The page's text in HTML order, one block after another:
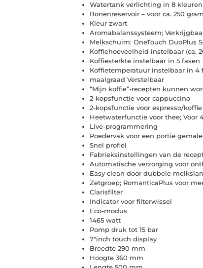
Watertank verlichting in 8 kleuren
Bonenreservoir – voor ca. 250
Kleur zwart
Aromabalanssysteem;
Melkschuim: OneTouch DuoPlus
Koffiehoeveelheid instelbaar (ca.
Koffiesterkte instelbaar in 5 fasen
Koffietemperatuur instelbaar in 4
maalgraad Verstelbaar
“Mijn koffie”-recepten kunnen
2-kopsfunctie voor cappuccino
2-kopsfunctie voor espresso/koffie
Heetwaterfunctie voor thee; Voor
Live-programmering
Poedervak ​​voor een portie
Snel profiel
Fabrieksinstellingen van de
Automatische verzorging voor
Easy clean door dubbele
Zetgroep; RomanticaPlus voor
Clarisfilter
Indicator voor filterwissel
Eco-modus
1465 watt
Pomp druk tot 15 bar
7″inch touch display
Breedte 290 mm
Hoogte 360 mm